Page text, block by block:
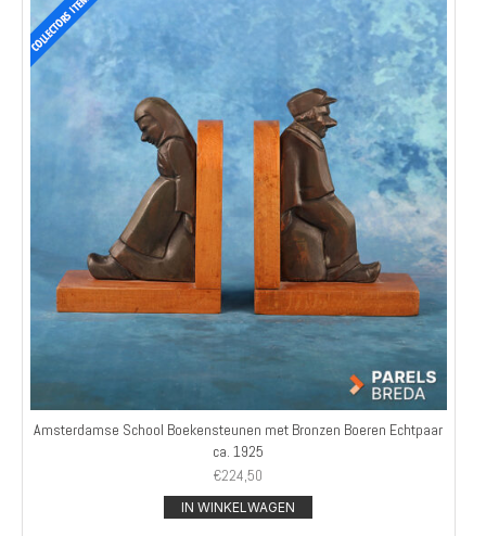
Amsterdamse School Boekensteunen met Bronzen Boeren Echtpaar
ca. 1925
€224,50
IN WINKELWAGEN